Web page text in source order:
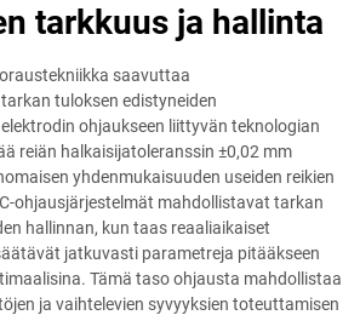
tarkkuus ja hallinta
saavuttaa
tuloksen edistyneiden
ohjaukseen liittyvän teknologian
reiän halkaisijatoleranssin ±0,02 mm
yhdenmukaisuuden useiden reikien
ohjausjärjestelmät mahdollistavat tarkan
hallinnan, kun taas reaaliaikaiset
jatkuvasti parametreja pitääkseen
Tämä taso ohjausta mahdollistaa
ja vaihtelevien syvyyksien toteuttamisen